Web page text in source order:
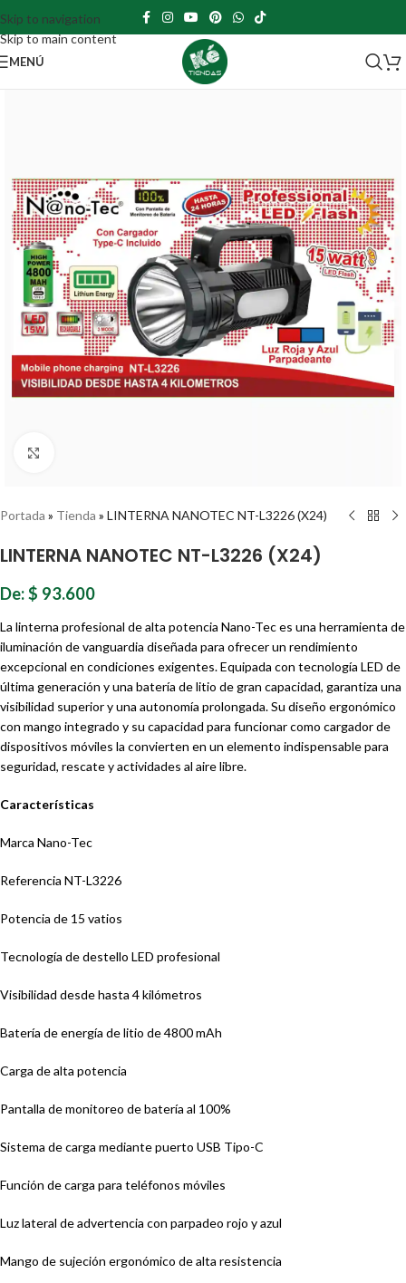
Skip to navigation
Skip to main content
MENÚ
Portada » Tienda » LINTERNA NANOTEC NT-L3226 (X24)
LINTERNA NANOTEC NT-L3226 (X24)
De:$ 93.600
La linterna profesional de alta potencia Nano-Tec es una herramienta de
iluminación de vanguardia diseñada para ofrecer un rendimiento
excepcional en condiciones exigentes. Equipada con tecnología LED de
última generación y una batería de litio de gran capacidad, garantiza una
visibilidad superior y una autonomía prolongada. Su diseño ergonómico
con mango integrado y su capacidad para funcionar como cargador de
dispositivos móviles la convierten en un elemento indispensable para
seguridad, rescate y actividades al aire libre.
Características
Marca Nano-Tec
Referencia NT-L3226
Potencia de 15 vatios
Tecnología de destello LED profesional
Visibilidad desde hasta 4 kilómetros
Batería de energía de litio de 4800 mAh
Carga de alta potencia
Pantalla de monitoreo de batería al 100%
Sistema de carga mediante puerto USB Tipo-C
Función de carga para teléfonos móviles
Luz lateral de advertencia con parpadeo rojo y azul
Mango de sujeción ergonómico de alta resistencia